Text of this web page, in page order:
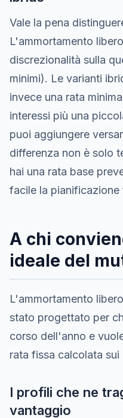
Vale la pena
L'ammortamento
discrezionalità sulla
minimi). Le varianti
invece una rata
interessi più una
puoi aggiungere
differenza non è solo
hai una rata base
facile la pianificazione
A chi
ideale del
L'ammortamento
stato progettato per
corso dell'anno e
rata fissa calcolata sui
I profili che ne
vantaggio